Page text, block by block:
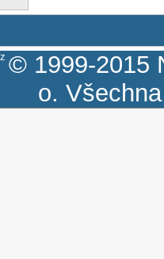
© 1999-2015
o.